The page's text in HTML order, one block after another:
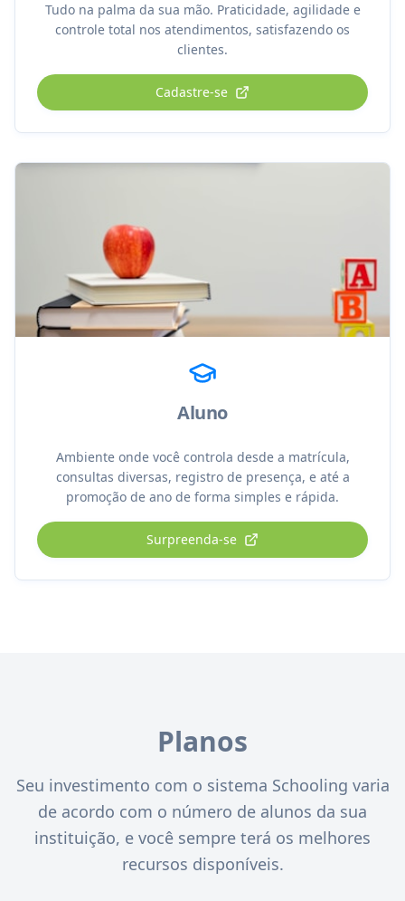
Tudo na palma da sua mão. Praticidade, agilidade e
controle total nos atendimentos, satisfazendo os
clientes.
Cadastre-se
Aluno
Ambiente onde você controla desde a matrícula,
consultas diversas, registro de presença, e até a
promoção de ano de forma simples e rápida.
Surpreenda-se
Planos
Seu investimento com o sistema Schooling varia
de acordo com o número de alunos da sua
instituição, e você sempre terá os melhores
recursos disponíveis.